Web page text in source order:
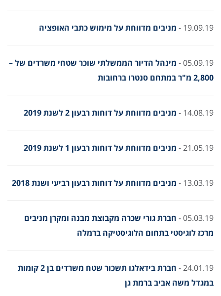
19.09.19 - מניבים מדווחת על מימוש כתבי האופציה
05.09.19 -
מינהל הדיור הממשלתי שוכר שטחי משרדים של –
2,800 מ"ר במתחם סנטרו ברחובות
14.08.19 - מניבים מדווחת על דוחות רבעון 2 לשנת 2019
21.05.19 - מניבים מדווחת על דוחות רבעון 1 לשנת 2019
13.03.19 - מניבים מדווחת על דוחות רבעון רביעי ושנת 2018
05.03.19 -
חברת גורי שכרה מקבוצת מבנה ומקרן מניבים
מרכז לוגיסטי בתחום הלוגיסטיקה ברמלה
24.01.19 -
חברת בידאלגו תשכור שטח משרדים בן 2 קומות
במגדל משה אביב ברמת גן